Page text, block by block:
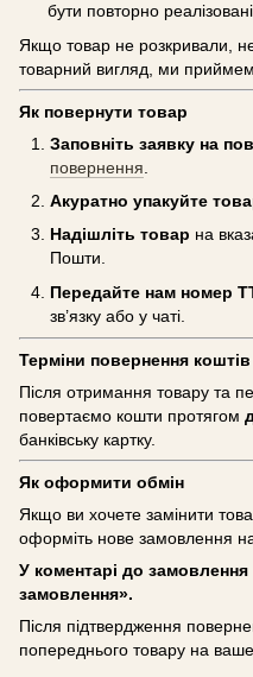
бути повторно реалізовані
Якщо товар не розкривали,
товарний вигляд, ми
Як повернути товар
Заповніть заявку на
повернення
Акуратно упакуйте
Надішліть товар на
Пошти.
Передайте нам номер
зв’язку або у чаті.
Терміни повернення коштів
Після отримання товару та
повертаємо кошти протягом
банківську картку.
Як оформити обмін
Якщо ви хочете замінити
оформіть нове замовлення на
У коментарі до
замовлення».
Після підтвердження
попереднього товару на